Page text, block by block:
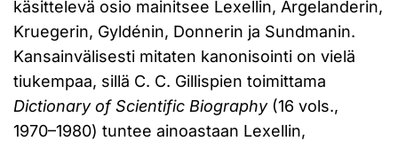
käsittelevä osio mainitsee Lexellin, Argelanderin,
Kruegerin, Gyldénin, Donnerin ja Sundmanin.
Kansainvälisesti mitaten kanonisointi on vielä
tiukempaa, sillä C. C. Gillispien toimittama
Dictionary of Scientific Biography(16 vols.,
1970–1980) tuntee ainoastaan Lexellin,